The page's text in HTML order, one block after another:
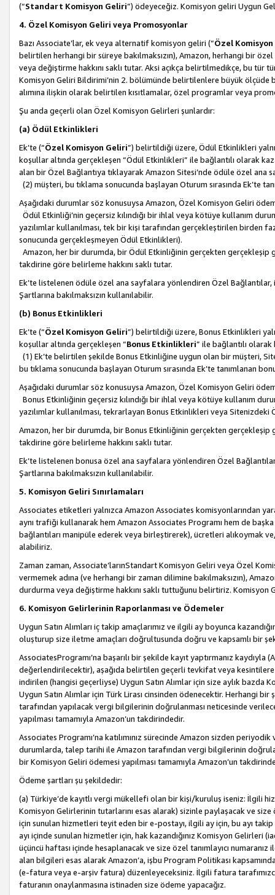
(“Standart Komisyon Geliri”) ödeyeceğiz. Komisyon geliri Uygun
4. Özel Komisyon Geliri veya Promosyonlar
Bazı Associate’lar, ek veya alternatif komisyon geliri (“Özel
belirtilen herhangi bir süreye bakılmaksızın), Amazon, herhangi bir
veya değiştirme hakkını saklı tutar. Aksi açıkça belirtilmedikçe, bu tür
Komisyon Geliri Bildirimi’nin 2. bölümünde belirtilenlere büyük ölçüde
alımına ilişkin olarak belirtilen kısıtlamalar, özel programlar veya
Şu anda geçerli olan Özel Komisyon Gelirleri şunlardır:
(a) Ödül Etkinlikleri
Ek’te (“Özel Komisyon Geliri”) belirtildiği üzere, Ödül Etkinlikleri
koşullar altında gerçekleşen “Ödül Etkinlikleri” ile bağlantılı olarak
alan bir Özel Bağlantıya tıklayarak Amazon Sitesi’nde ödüle özel ana
(2) müşteri, bu tıklama sonucunda başlayan Oturum sırasında Ek’te
Aşağıdaki durumlar söz konusuysa Amazon, Özel Komisyon Geliri
Ödül Etkinliği’nin geçersiz kılındığı bir ihlal veya kötüye kullanım
yazılımlar kullanılması, tek bir kişi tarafından gerçekleştirilen
sonucunda gerçekleşmeyen Ödül Etkinlikleri).
Amazon, her bir durumda, bir Ödül Etkinliğinin gerçekten gerçekleşip
takdirine göre belirleme hakkını saklı tutar.
Ek’te listelenen ödüle özel ana sayfalara yönlendiren Özel
Şartlarına bakılmaksızın kullanılabilir.
(b) Bonus Etkinlikleri
Ek’te (“Özel Komisyon Geliri”) belirtildiği üzere, Bonus Etkinlikleri
koşullar altında gerçekleşen “Bonus Etkinlikleri” ile bağlantılı olarak
(1) Ek’te belirtilen şekilde Bonus Etkinliğine uygun olan bir müşteri,
bu tıklama sonucunda başlayan Oturum sırasında Ek’te tanımlanan
Aşağıdaki durumlar söz konusuysa Amazon, Özel Komisyon Geliri
Bonus Etkinliğinin geçersiz kılındığı bir ihlal veya kötüye kullanım
yazılımlar kullanılması, tekrarlayan Bonus Etkinlikleri veya
Amazon, her bir durumda, bir Bonus Etkinliğinin gerçekten gerçekleşip
takdirine göre belirleme hakkını saklı tutar.
Ek’te listelenen bonusa özel ana sayfalara yönlendiren Özel
Şartlarına bakılmaksızın kullanılabilir.
5. Komisyon Geliri Sınırlamaları
Associates etiketleri yalnızca Amazon Associates komisyonlarından
aynı trafiği kullanarak hem Amazon Associates Programı hem de
bağlantıları manipüle ederek veya birleştirerek), ücretleri alıkoymak
alabiliriz.
Zaman zaman, Associate’larınStandart Komisyon Geliri veya Özel
vermemek adına (ve herhangi bir zaman dilimine bakılmaksızın),
durdurma veya değiştirme hakkını saklı tuttuğunu belirtiriz. Komisyon
6. Komisyon Gelirlerinin Raporlanması ve Ödemeler
Uygun Satın Alımları iç takip amaçlarımız ve ilgili ay boyunca
oluşturup size iletme amaçları doğrultusunda doğru ve kapsamlı bir
AssociatesProgramı’na başarılı bir şekilde kayıt yaptırmanız
değerlendirilecektir), aşağıda belirtilen geçerli tevkifat veya
indirilen (hangisi geçerliyse) Uygun Satın Alımlar için size aylık
Uygun Satın Alımlar için Türk Lirası cinsinden ödenecektir. Herhangi
tarafından yapılacak vergi bilgilerinin doğrulanması neticesinde
yapılması tamamıyla Amazon’un takdirindedir.
Associates Programı’na katılımınız sürecinde Amazon sizden
durumlarda, talep tarihi ile Amazon tarafından vergi bilgilerinin
bir Komisyon Geliri ödemesi yapılması tamamıyla Amazon’un
Ödeme şartları şu şekildedir:
(a) Türkiye’de kayıtlı vergi mükellefi olan bir kişi/kuruluş iseniz: İlgili
Komisyon Gelirlerinin tutarlarını esas alarak) sizinle paylaşacak ve
için sunulan hizmetleri teyit eden bir e-postayı, ilgili ay için, bu ayı
ayı içinde sunulan hizmetler için, hak kazandığınız Komisyon Gelirleri
üçüncü haftası içinde hesaplanacak ve size özel tanımlayıcı
alan bilgileri esas alarak Amazon’a, işbu Program Politikası
(e-fatura veya e-arşiv fatura) düzenleyeceksiniz. İlgili fatura
faturanın onaylanmasına istinaden size ödeme yapacağız.